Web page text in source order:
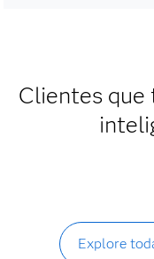
Clientes que
Explore